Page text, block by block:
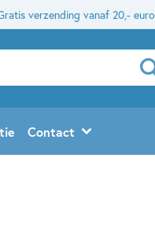
verzending vanaf 20,- euro
Contact